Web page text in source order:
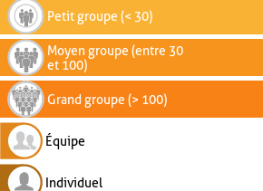
Petit groupe (< 30)
Moyen groupe (entre 30
et 100)
Grand groupe (> 100)
Équipe
Individuel